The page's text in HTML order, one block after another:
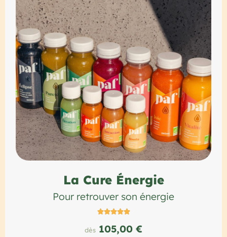
La Cure Énergie
Pour retrouver son énergie

dès 105,00 €